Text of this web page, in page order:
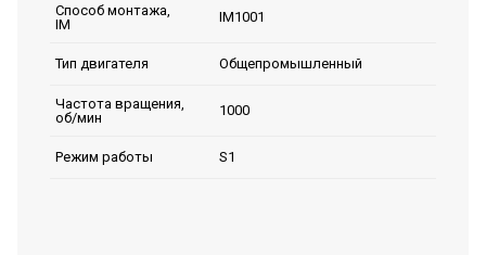
Способ монтажа,
IM
IM1001
Тип двигателя Общепромышленный
Частота вращения,
об/мин
1000
Режим работы S1